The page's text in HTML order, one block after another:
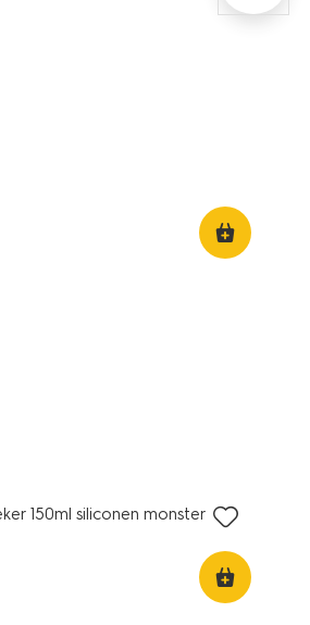
150ml siliconen monster